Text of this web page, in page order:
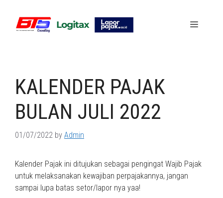
content
Menu
KALENDER PAJAK
BULAN JULI 2022
01/07/2022 by Admin
Kalender Pajak ini ditujukan sebagai pengingat Wajib Pajak
untuk melaksanakan kewajiban perpajakannya, jangan
sampai lupa batas setor/lapor nya yaa!